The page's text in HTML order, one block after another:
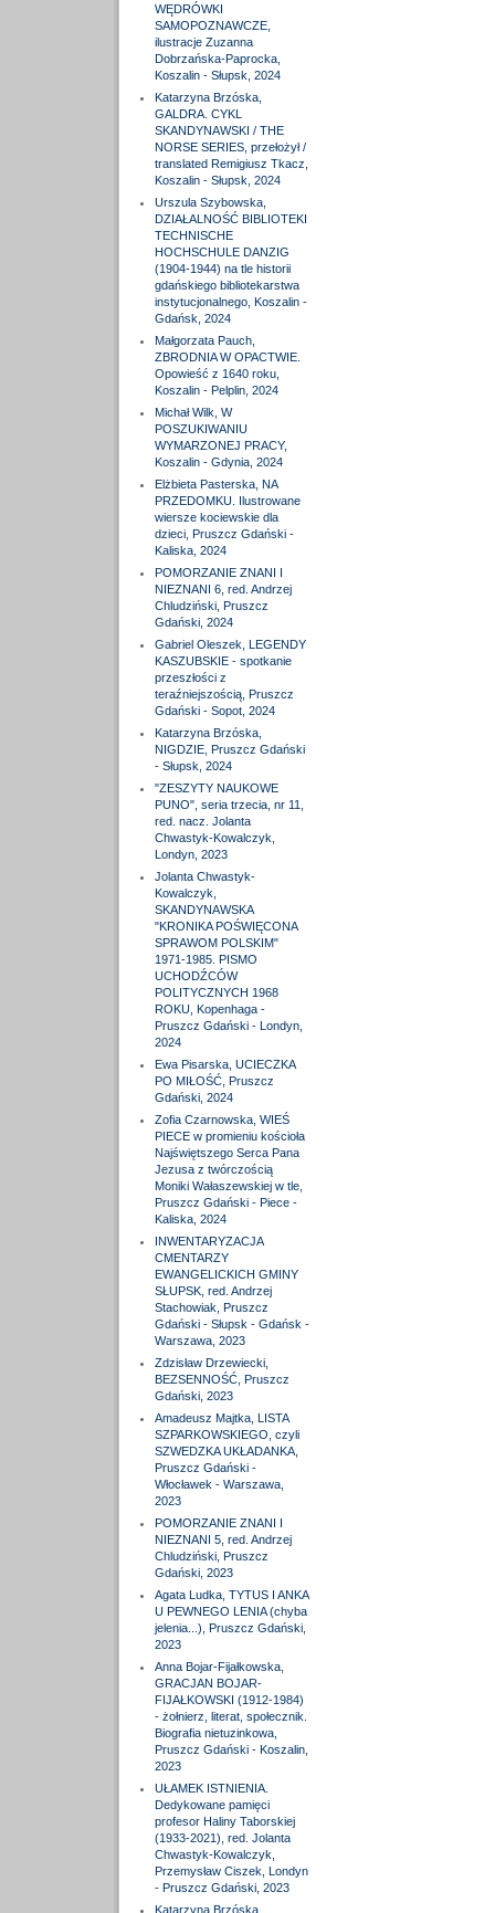
WĘDRÓWKI
SAMOPOZNAWCZE,
ilustracje Zuzanna
Dobrzańska-Paprocka,
Koszalin - Słupsk, 2024
Katarzyna Brzóska,
GALDRA. CYKL
SKANDYNAWSKI / THE
NORSE SERIES, przełożył /
translated Remigiusz Tkacz,
Koszalin - Słupsk, 2024
Urszula Szybowska,
DZIAŁALNOŚĆ BIBLIOTEKI
TECHNISCHE
HOCHSCHULE DANZIG
(1904-1944) na tle historii
gdańskiego bibliotekarstwa
instytucjonalnego, Koszalin -
Gdańsk, 2024
Małgorzata Pauch,
ZBRODNIA W OPACTWIE.
Opowieść z 1640 roku,
Koszalin - Pelplin, 2024
Michał Wilk, W
POSZUKIWANIU
WYMARZONEJ PRACY,
Koszalin - Gdynia, 2024
Elżbieta Pasterska, NA
PRZEDOMKU. Ilustrowane
wiersze kociewskie dla
dzieci, Pruszcz Gdański -
Kaliska, 2024
POMORZANIE ZNANI I
NIEZNANI 6, red. Andrzej
Chludziński, Pruszcz
Gdański, 2024
Gabriel Oleszek, LEGENDY
KASZUBSKIE - spotkanie
przeszłości z
teraźniejszością, Pruszcz
Gdański - Sopot, 2024
Katarzyna Brzóska,
NIGDZIE, Pruszcz Gdański
- Słupsk, 2024
"ZESZYTY NAUKOWE
PUNO", seria trzecia, nr 11,
red. nacz. Jolanta
Chwastyk-Kowalczyk,
Londyn, 2023
Jolanta Chwastyk-
Kowalczyk,
SKANDYNAWSKA
"KRONIKA POŚWIĘCONA
SPRAWOM POLSKIM"
1971-1985. PISMO
UCHODŹCÓW
POLITYCZNYCH 1968
ROKU, Kopenhaga -
Pruszcz Gdański - Londyn,
2024
Ewa Pisarska, UCIECZKA
PO MIŁOŚĆ, Pruszcz
Gdański, 2024
Zofia Czarnowska, WIEŚ
PIECE w promieniu kościoła
Najświętszego Serca Pana
Jezusa z twórczością
Moniki Wałaszewskiej w tle,
Pruszcz Gdański - Piece -
Kaliska, 2024
INWENTARYZACJA
CMENTARZY
EWANGELICKICH GMINY
SŁUPSK, red. Andrzej
Stachowiak, Pruszcz
Gdański - Słupsk - Gdańsk -
Warszawa, 2023
Zdzisław Drzewiecki,
BEZSENNOŚĆ, Pruszcz
Gdański, 2023
Amadeusz Majtka, LISTA
SZPARKOWSKIEGO, czyli
SZWEDZKA UKŁADANKA,
Pruszcz Gdański -
Włocławek - Warszawa,
2023
POMORZANIE ZNANI I
NIEZNANI 5, red. Andrzej
Chludziński, Pruszcz
Gdański, 2023
Agata Ludka, TYTUS I ANKA
U PEWNEGO LENIA (chyba
jelenia...), Pruszcz Gdański,
2023
Anna Bojar-Fijałkowska,
GRACJAN BOJAR-
FIJAŁKOWSKI (1912-1984)
- żołnierz, literat, społecznik.
Biografia nietuzinkowa,
Pruszcz Gdański - Koszalin,
2023
UŁAMEK ISTNIENIA.
Dedykowane pamięci
profesor Haliny Taborskiej
(1933-2021), red. Jolanta
Chwastyk-Kowalczyk,
Przemysław Ciszek, Londyn
- Pruszcz Gdański, 2023
Katarzyna Brzóska,